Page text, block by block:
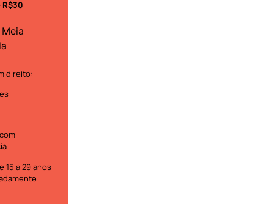
R$30
direito:
15 a 29 anos